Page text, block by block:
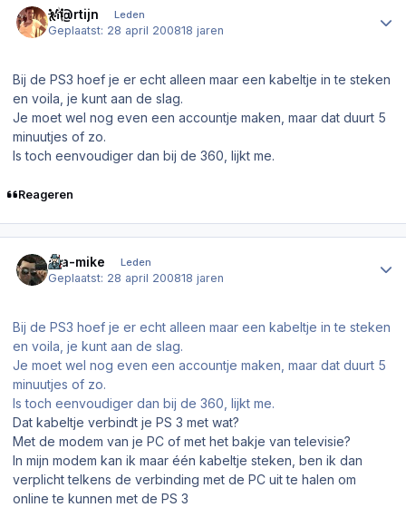
M@rtijn Leden
Geplaatst: 28 april 200818 jaren
Bij de PS3 hoef je er echt alleen maar een kabeltje in te steken
en voila, je kunt aan de slag.
Je moet wel nog even een accountje maken, maar dat duurt 5
minuutjes of zo.
Is toch eenvoudiger dan bij de 360, lijkt me.
Reageren
gta-mike Leden
Geplaatst: 28 april 200818 jaren
Bij de PS3 hoef je er echt alleen maar een kabeltje in te steken
en voila, je kunt aan de slag.
Je moet wel nog even een accountje maken, maar dat duurt 5
minuutjes of zo.
Is toch eenvoudiger dan bij de 360, lijkt me.
Dat kabeltje verbindt je PS 3 met wat?
Met de modem van je PC of met het bakje van televisie?
In mijn modem kan ik maar één kabeltje steken, ben ik dan
verplicht telkens de verbinding met de PC uit te halen om
online te kunnen met de PS 3